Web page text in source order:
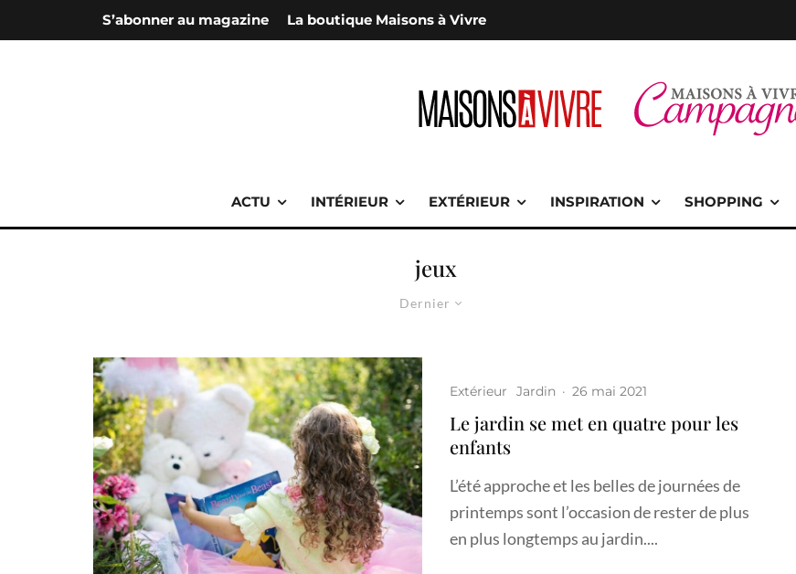
S’abonner au magazine La boutique Maisons à Vivre
ACTU INTÉRIEUR EXTÉRIEUR INSPIRATION SHOPPING
jeux
Dernier
Extérieur Jardin · 26 mai 2021
Le jardin se met en quatre pour les
enfants
L’été approche et les belles de journées de
printemps sont l’occasion de rester de plus
en plus longtemps au jardin....